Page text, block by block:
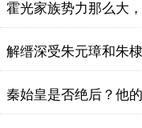
霍光家族势力那么大
秦始皇是否绝后？他